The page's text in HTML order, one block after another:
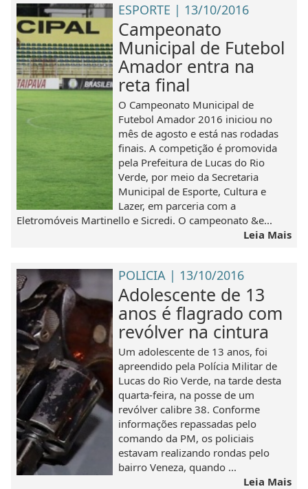
ESPORTE | 13/10/2016
Campeonato
Municipal de Futebol
Amador entra na
reta final
O Campeonato Municipal de
Futebol Amador 2016 iniciou no
mês de agosto e está nas rodadas
finais. A competição é promovida
pela Prefeitura de Lucas do Rio
Verde, por meio da Secretaria
Municipal de Esporte, Cultura e
Lazer, em parceria com a
Eletromóveis Martinello e Sicredi. O campeonato &e...
Leia Mais
POLICIA | 13/10/2016
Adolescente de 13
anos é flagrado com
revólver na cintura
Um adolescente de 13 anos, foi
apreendido pela Polícia Militar de
Lucas do Rio Verde, na tarde desta
quarta-feira, na posse de um
revólver calibre 38. Conforme
informações repassadas pelo
comando da PM, os policiais
estavam realizando rondas pelo
bairro Veneza, quando ...
Leia Mais